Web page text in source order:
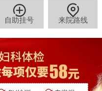
自助挂号 来院路线